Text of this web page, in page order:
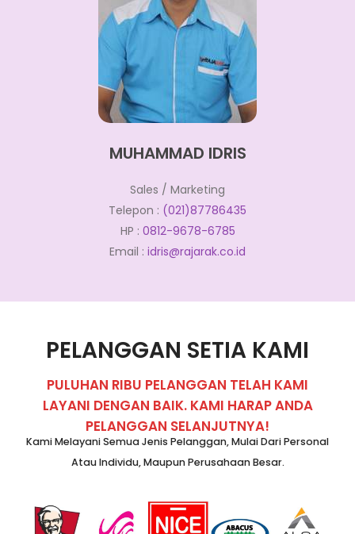
MUHAMMAD IDRIS
Sales / Marketing
Telepon : (021)87786435
HP : 0812-9678-6785
Email : idris@rajarak.co.id
PELANGGAN SETIA KAMI
PULUHAN RIBU PELANGGAN TELAH KAMI
LAYANI DENGAN BAIK. KAMI HARAP ANDA
PELANGGAN SELANJUTNYA!
Kami Melayani Semua Jenis Pelanggan, Mulai Dari Personal
Atau Individu, Maupun Perusahaan Besar.